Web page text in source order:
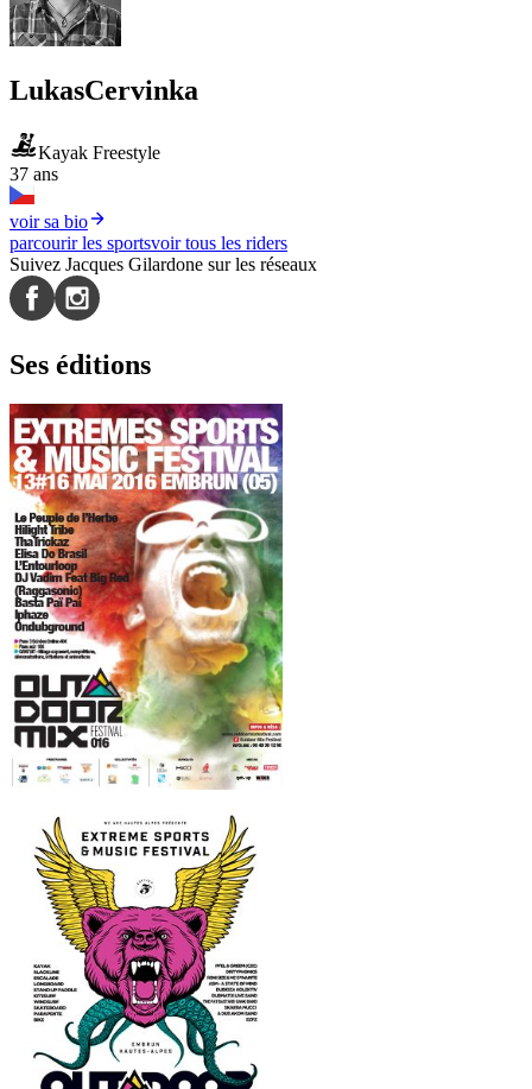
LukasCervinka
Kayak Freestyle
37 ans
voir sa bio
parcourir les sportsvoir tous les riders
Suivez Jacques Gilardone sur les réseaux
Ses éditions